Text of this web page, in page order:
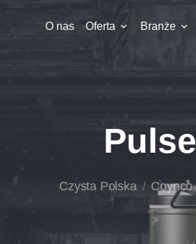
O nas Oferta Branże
Pulse
Czysta Polska Coynco